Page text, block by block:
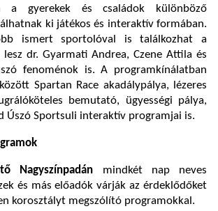
a gyerekek és családok különböző
ki játékos és interaktív formában.
ismert sportolóval is találkozhat a
dr. Gyarmati Andrea, Czene Attila és
fenoménok is. A programkínálatban
Spartan Race akadálypálya, lézeres
bemutató, ügyességi pálya,
Úszó Sportsuli interaktív programjai is.
Nagyszínpadán mindkét nap neves
és más előadók várják az érdeklődőket
korosztályt megszólító programokkal.